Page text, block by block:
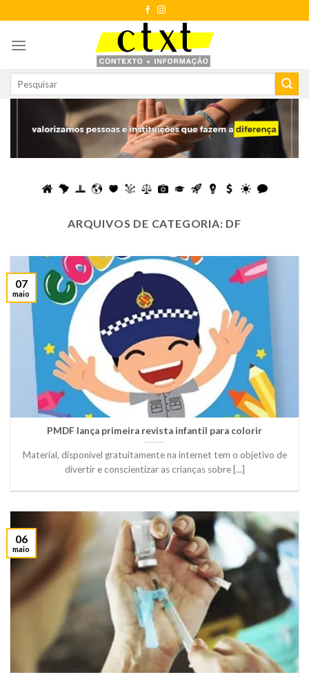
to
content
ARQUIVOS DE CATEGORIA: DF
PMDF lança primeira revista infantil para colorir
Material, disponível gratuitamente na internet tem o objetivo de
divertir e conscientizar as crianças sobre [...]
07
maio
06
maio